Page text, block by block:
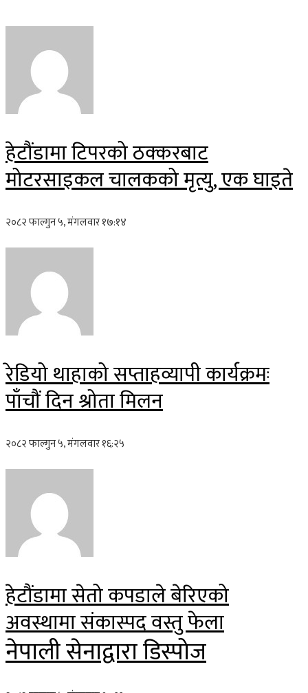
हेटौंडामा टिपरको ठक्करबाट
मोटरसाइकल चालकको मृत्यु, एक घाइते
२०८२ फाल्गुन ५, मंगलवार १७:१४
रेडियो थाहाको सप्ताहव्यापी कार्यक्रमः
पाँचौं दिन श्रोता मिलन
२०८२ फाल्गुन ५, मंगलवार १६:२५
हेटौंडामा सेतो कपडाले बेरिएको
अवस्थामा संकास्पद वस्तु फेला
नेपाली सेनाद्वारा डिस्पोज